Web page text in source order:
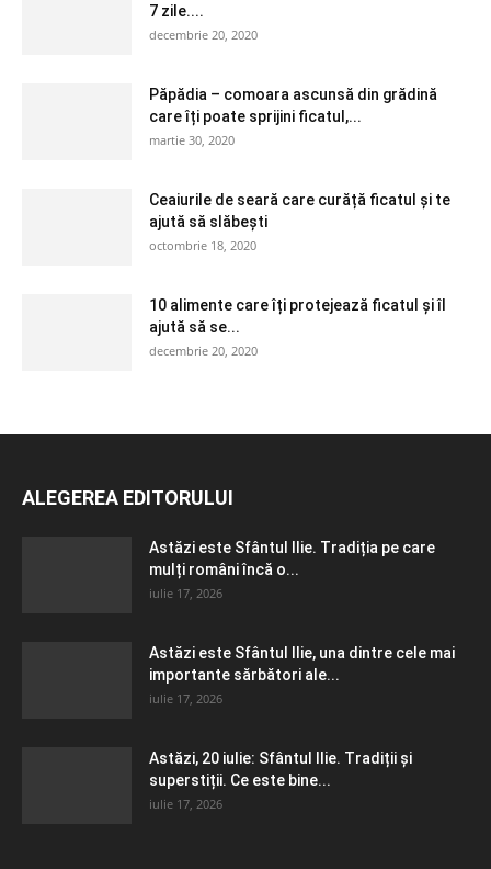
7 zile....
decembrie 20, 2020
Păpădia – comoara ascunsă din grădină
care îți poate sprijini ficatul,...
martie 30, 2020
Ceaiurile de seară care curăță ficatul și te
ajută să slăbești
octombrie 18, 2020
10 alimente care îți protejează ficatul și îl
ajută să se...
decembrie 20, 2020
ALEGEREA EDITORULUI
Astăzi este Sfântul Ilie. Tradiția pe care
mulți români încă o...
iulie 17, 2026
Astăzi este Sfântul Ilie, una dintre cele mai
importante sărbători ale...
iulie 17, 2026
Astăzi, 20 iulie: Sfântul Ilie. Tradiții și
superstiții. Ce este bine...
iulie 17, 2026